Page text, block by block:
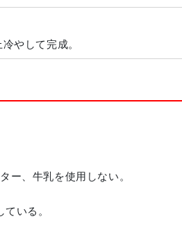
やして完成。
ー、牛乳を使用しない。
いる。